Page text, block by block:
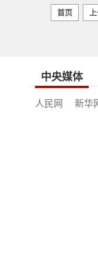
首页
中央媒体
人民网 新华